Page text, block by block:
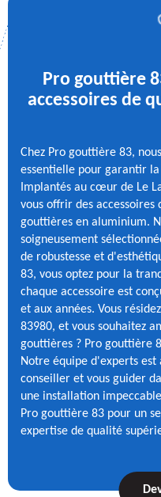
Pro gouttière
accessoires de
Chez Pro gouttière 83,
essentielle pour garantir
Implantés au cœur de Le
vous offrir des
gouttières en aluminium.
soigneusement
de robustesse et
83, vous optez pour la
chaque accessoire est
et aux années. Vous
83980, et vous souhaitez
gouttières ? Pro gouttière
Notre équipe d'experts
conseiller et vous guider
une installation
Pro gouttière 83 pour un
expertise de qualité